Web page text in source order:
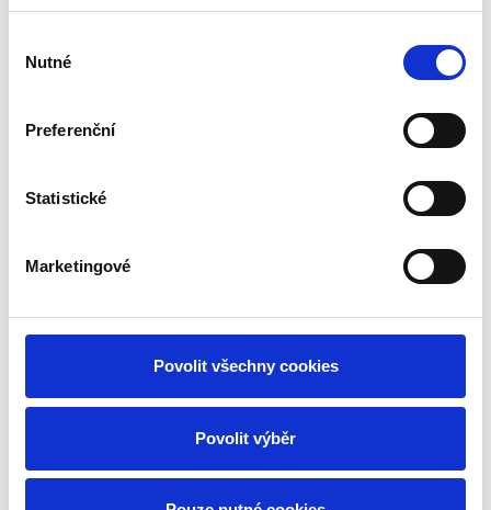
souhlasu
Nutné
Preferenční
Statistické
Marketingové
Povolit všechny cookies
Povolit výběr
autem
hodina autem
Víchovská
rezervace